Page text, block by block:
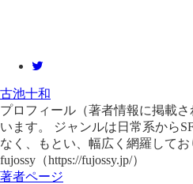
古池十和
プロフィール（著者情報に掲載
います。 ジャンルは日常系から
なく、もとい、幅広く網羅して
fujossy（https://fujossy.jp/）
著者ページ